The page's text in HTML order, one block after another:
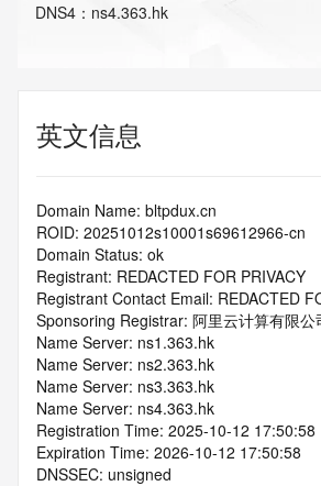
DNS4 ： ns4.363.hk
英文信息
Domain Name: bltpdux.cn
ROID: 20251012s10001s69612966-cn
Domain Status: ok
Registrant: REDACTED FOR PRIVACY
Registrant Contact Email: REDACTED
Sponsoring Registrar: 阿里云计算有限公
Name Server: ns1.363.hk
Name Server: ns2.363.hk
Name Server: ns3.363.hk
Name Server: ns4.363.hk
Registration Time: 2025-10-12 17:50:58
Expiration Time: 2026-10-12 17:50:58
DNSSEC: unsigned